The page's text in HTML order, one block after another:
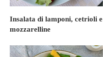
Insalata di lamponi, cetrioli e
mozzarelline